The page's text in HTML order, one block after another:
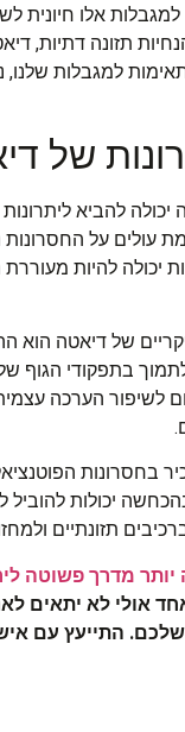
אלו חיונית
תזונה דתיות,
למגבלות שלנו,
של
להביא
עולים על
יכולה להיות
של דיאטה הוא
לתמוך בתפקודי
לשיפור הערכה
בחסרונות
יכולות להוביל
תזונתיים
מדרך פשוטה
אולי לא יתאים
התייעץ עם